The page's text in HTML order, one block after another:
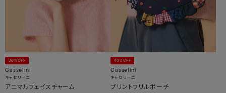
30%OFF
Casselini
キャセリーニ
アニマルフェイスチャーム
40%OFF
Casselini
キャセリーニ
プリントフリルポーチ